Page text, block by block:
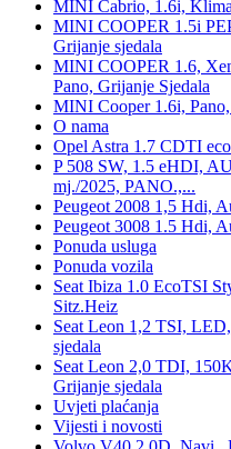
MINI Cabrio, 1.6i,
MINI COOPER 1.5i
Grijanje sjedala
MINI COOPER 1.6,
Pano, Grijanje Sjedala
MINI Cooper 1.6i,
O nama
Opel Astra 1.7 CDTI
P 508 SW, 1.5 eHDI,
mj./2025, PANO.,...
Peugeot 2008 1,5 Hdi,
Peugeot 3008 1.5 Hdi,
Ponuda usluga
Ponuda vozila
Seat Ibiza 1.0 EcoTSI
Sitz.Heiz
Seat Leon 1,2 TSI,
sjedala
Seat Leon 2,0 TDI,
Grijanje sjedala
Uvjeti plaćanja
Vijesti i novosti